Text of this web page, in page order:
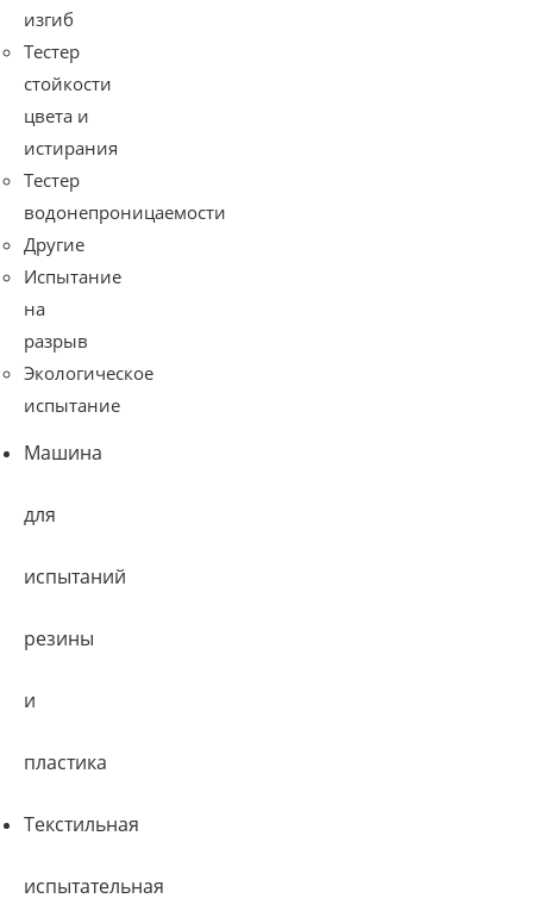
изгиб
Тестер
стойкости
цвета и
истирания
Тестер
водонепроницаемости
Другие
Испытание
на
разрыв
Экологическое
испытание
Машина
для
испытаний
резины
и
пластика
Текстильная
испытательная